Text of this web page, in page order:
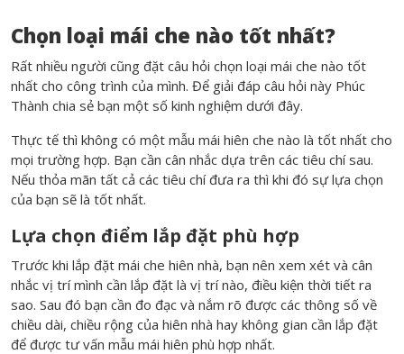
Chọn loại mái che nào tốt nhất?
Rất nhiều người cũng đặt câu hỏi chọn loại mái che nào tốt
nhất cho công trình của mình. Để giải đáp câu hỏi này Phúc
Thành chia sẻ bạn một số kinh nghiệm dưới đây.
Thực tế thì không có một mẫu mái hiên che nào là tốt nhất cho
mọi trường hợp. Bạn cần cân nhắc dựa trên các tiêu chí sau.
Nếu thỏa mãn tất cả các tiêu chí đưa ra thì khi đó sự lựa chọn
của bạn sẽ là tốt nhất.
Lựa chọn điểm lắp đặt phù hợp
Trước khi lắp đặt mái che hiên nhà, bạn nên xem xét và cân
nhắc vị trí mình cần lắp đặt là vị trí nào, điều kiện thời tiết ra
sao. Sau đó bạn cần đo đạc và nắm rõ được các thông số về
chiều dài, chiều rộng của hiên nhà hay không gian cần lắp đặt
để được tư vấn mẫu mái hiên phù hợp nhất.